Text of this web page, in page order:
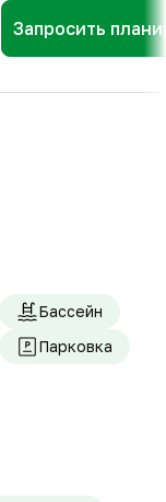
Запросить
Бассейн
Парковка